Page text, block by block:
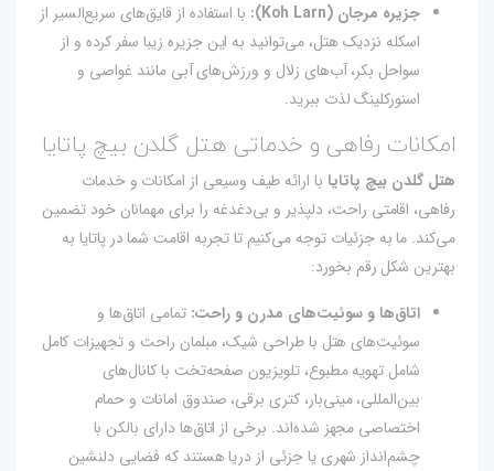
جزیره مرجان (Koh Larn):
با استفاده از قایق‌های سریع‌السیر از
اسکله نزدیک هتل، می‌توانید به این جزیره زیبا سفر کرده و از
سواحل بکر، آب‌های زلال و ورزش‌های آبی مانند غواصی و
اسنورکلینگ لذت ببرید.
امکانات رفاهی و خدماتی هتل گلدن بیچ پاتایا
هتل گلدن بیچ پاتایا با ارائه طیف وسیعی از امکانات و خدمات
رفاهی، اقامتی راحت، دلپذیر و بی‌دغدغه را برای مهمانان خود تضمین
می‌کند. ما به جزئیات توجه می‌کنیم تا تجربه اقامت شما در پاتایا به
بهترین شکل رقم بخورد:
اتاق‌ها و سوئیت‌های مدرن و راحت: تمامی اتاق‌ها و
سوئیت‌های هتل با طراحی شیک، مبلمان راحت و تجهیزات کامل
شامل تهویه مطبوع، تلویزیون صفحه‌تخت با کانال‌های
بین‌المللی، مینی‌بار، کتری برقی، صندوق امانات و حمام
اختصاصی مجهز شده‌اند. برخی از اتاق‌ها دارای بالکن با
چشم‌انداز شهری یا جزئی از دریا هستند که فضایی دلنشین